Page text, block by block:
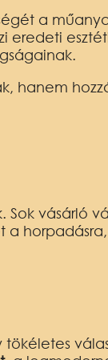
a
eredeti
hanem
vásárló